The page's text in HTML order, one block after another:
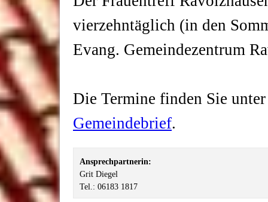
vierzehntäglich (in den
Evang. Gemeindezentrum
Die Termine finden Sie
Gemeindebrief.
Ansprechpartnerin:
Grit Diegel
Tel.: 06183 1817